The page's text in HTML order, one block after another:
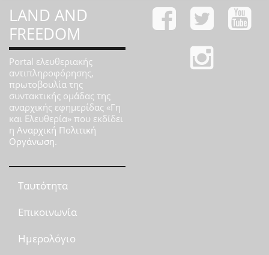
LAND AND
FREEDOM
Portal ελευθεριακής
αντιπληροφόρησης,
πρωτοβουλία της
συντακτικής ομάδας της
αναρχικής εφημερίδας «Γη
και Ελευθερία» που εκδίδει
η Αναρχική Πολιτική
Οργάνωση.
Ταυτότητα
Επικοινωνία
Ημερολόγιο